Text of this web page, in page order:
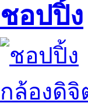
ชอปปิ้ง
กล้องดิจิ